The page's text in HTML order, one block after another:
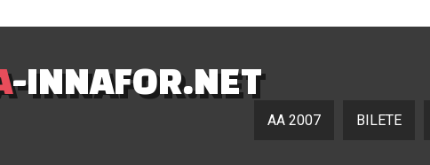
-INNAFOR.NET
AA 2007 BILETE